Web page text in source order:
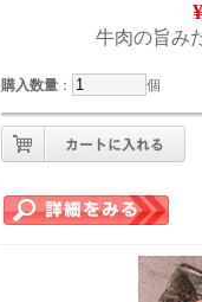
牛肉の旨み
購入数量 ： 個